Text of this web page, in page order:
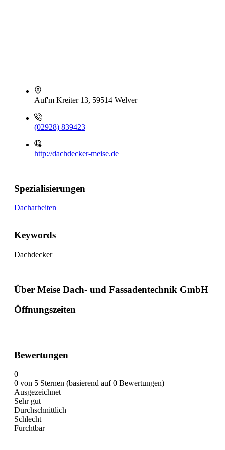
Auf'm Kreiter 13, 59514 Welver
(02928) 839423
http://dachdecker-meise.de
Spezialisierungen
Dacharbeiten
Keywords
Dachdecker
Über Meise Dach- und Fassadentechnik GmbH
Öffnungszeiten
Bewertungen
0
0 von 5 Sternen (basierend auf 0 Bewertungen)
Ausgezeichnet
Sehr gut
Durchschnittlich
Schlecht
Furchtbar